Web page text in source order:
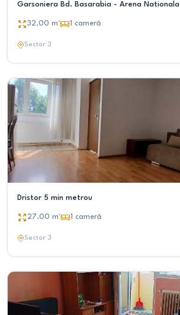
Garsoniera Bd. Basarabia - Arena Nationala
32.00 m² 1 cameră
Sector 3
Dristor 5 min metrou
27.00 m² 1 cameră
Sector 3